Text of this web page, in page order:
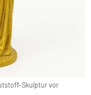
Skulptur vor